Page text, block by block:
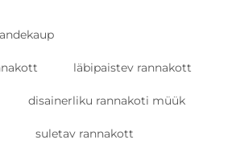
läbipaistev rannakott
disainerliku rannakoti müük
suletav rannakott